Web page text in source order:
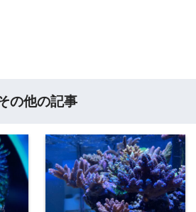
の他の記事